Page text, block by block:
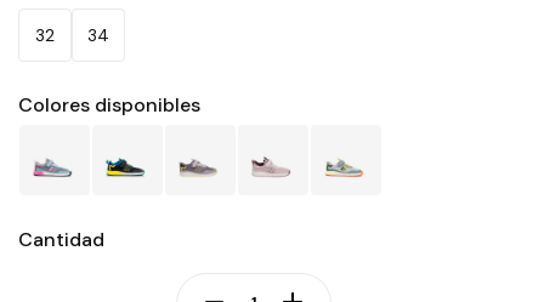
32 34
Colores disponibles
Cantidad